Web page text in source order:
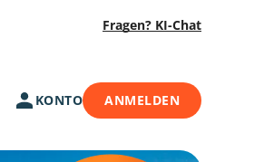
Fragen? KI-Chat
KONTO ANMELDEN